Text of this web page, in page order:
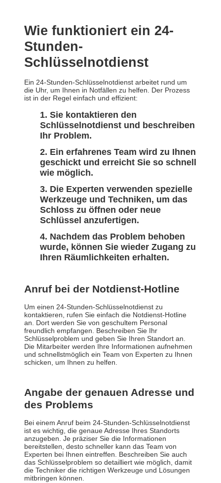
Wie funktioniert ein 24-
Stunden-
Schlüsselnotdienst
Ein 24-Stunden-Schlüsselnotdienst arbeitet rund um
die Uhr, um Ihnen in Notfällen zu helfen. Der Prozess
ist in der Regel einfach und effizient:
Sie kontaktieren den
Schlüsselnotdienst und beschreiben
Ihr Problem.
Ein erfahrenes Team wird zu Ihnen
geschickt und erreicht Sie so schnell
wie möglich.
Die Experten verwenden spezielle
Werkzeuge und Techniken, um das
Schloss zu öffnen oder neue
Schlüssel anzufertigen.
Nachdem das Problem behoben
wurde, können Sie wieder Zugang zu
Ihren Räumlichkeiten erhalten.
Anruf bei der Notdienst-Hotline
Um einen 24-Stunden-Schlüsselnotdienst zu
kontaktieren, rufen Sie einfach die Notdienst-Hotline
an. Dort werden Sie von geschultem Personal
freundlich empfangen. Beschreiben Sie Ihr
Schlüsselproblem und geben Sie Ihren Standort an.
Die Mitarbeiter werden Ihre Informationen aufnehmen
und schnellstmöglich ein Team von Experten zu Ihnen
schicken, um Ihnen zu helfen.
Angabe der genauen Adresse und
des Problems
Bei einem Anruf beim 24-Stunden-Schlüsselnotdienst
ist es wichtig, die genaue Adresse Ihres Standorts
anzugeben. Je präziser Sie die Informationen
bereitstellen, desto schneller kann das Team von
Experten bei Ihnen eintreffen. Beschreiben Sie auch
das Schlüsselproblem so detailliert wie möglich, damit
die Techniker die richtigen Werkzeuge und Lösungen
mitbringen können.